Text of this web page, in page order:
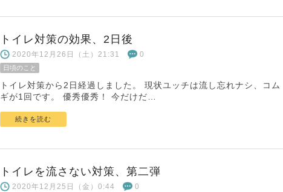
トイレ対策の効果、2日後
2020年12月26日（土）21:31 0
日頃のこと
トイレ対策から2日経過しました。 現状ユッチは流し忘れナシ、コム
ギが1回です。 優秀優秀！ 今だけだ…
続きを読む
トイレを流さない対策、第二弾
2020年12月25日（金）0:44 0